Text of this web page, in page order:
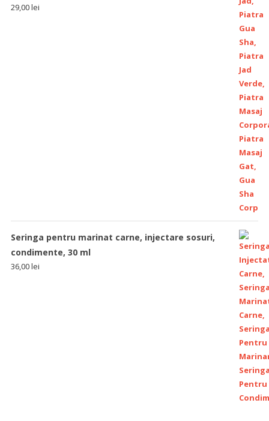
29,00lei
Seringa pentru marinat carne, injectare sosuri,
condimente, 30 ml
36,00lei